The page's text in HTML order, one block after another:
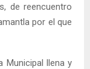
de reencuentro
por el que
Municipal llena y